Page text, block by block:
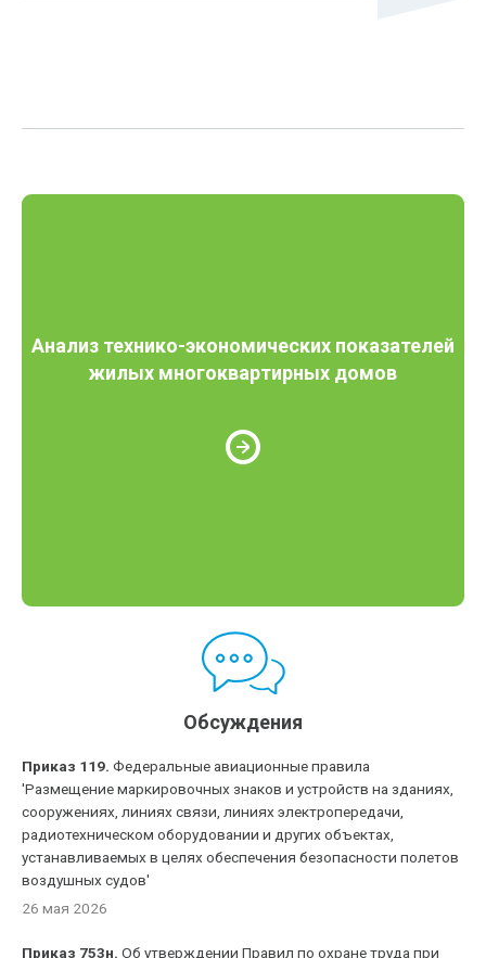
Анализ технико-экономических показателей
жилых многоквартирных домов
Обсуждения
Приказ 119. Федеральные авиационные правила
'Размещение маркировочных знаков и устройств на зданиях,
сооружениях, линиях связи, линиях электропередачи,
радиотехническом оборудовании и других объектах,
устанавливаемых в целях обеспечения безопасности полетов
воздушных судов'
26 мая 2026
Приказ 753н. Об утверждении Правил по охране труда при